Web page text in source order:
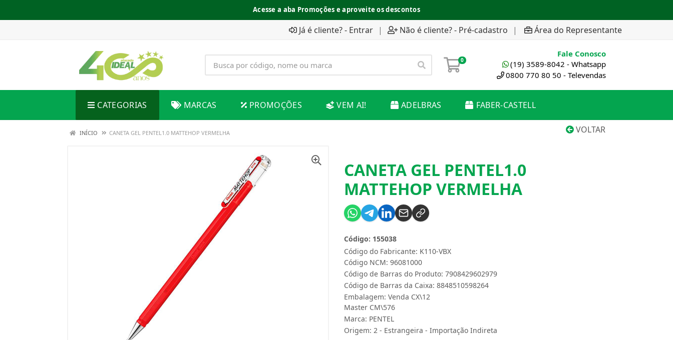
Acesse a aba Promoções e aproveite os descontos
Já é cliente? - Entrar | Não é cliente? - Pré-cadastro | Área do Representante
0
Fale Conosco
(19) 3589-8042 - Whatsapp
0800 770 80 50 - Televendas
CATEGORIAS MARCAS PROMOÇÕES VEM AI! ADELBRAS FABER-CASTELL
VOLTAR
INÍCIO CANETA GEL PENTEL1.0 MATTEHOP VERMELHA
CANETA GEL PENTEL1.0
MATTEHOP VERMELHA
Código do Fabricante: K110-VBX
Código: 155038
Código NCM: 96081000
Código de Barras do Produto: 7908429602979
Código de Barras da Caixa: 8848510598264
Embalagem: Venda CX\12
Master CM\576
Marca: PENTEL
Origem: 2 - Estrangeira - Importação Indireta